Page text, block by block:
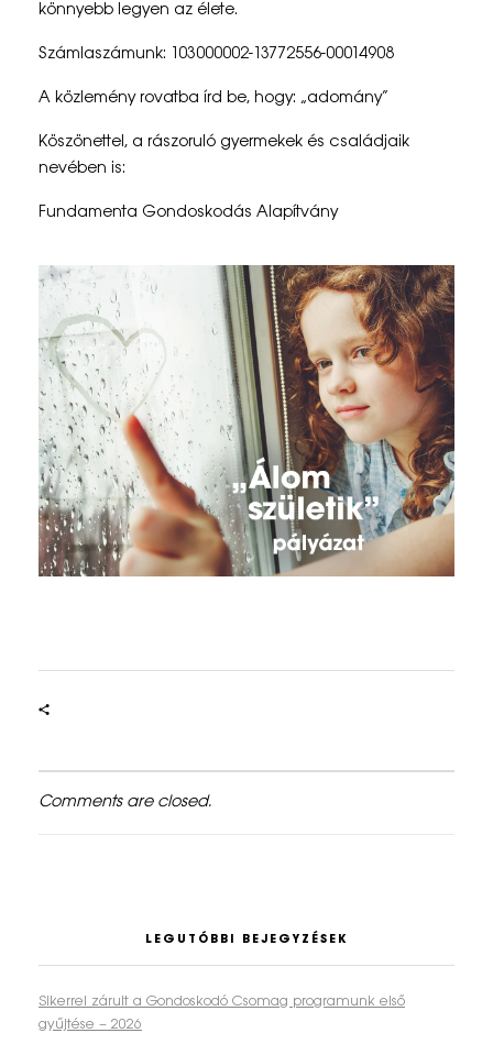
y
á
z
a
t
i
e
l
h
í
v
á
s
s
á
l
n
r
könnyebb legyen az élete.
Számlaszámunk: 103000002-13772556-00014908
A közlemény rovatba írd be, hogy: „adomány”
Köszönettel, a rászoruló gyermekek és családjaik
nevében is:
Fundamenta Gondoskodás Alapítvány
Comments are closed.
LEGUTÓBBI BEJEGYZÉSEK
Sikerrel zárult a Gondoskodó Csomag programunk első
gyűjtése – 2026